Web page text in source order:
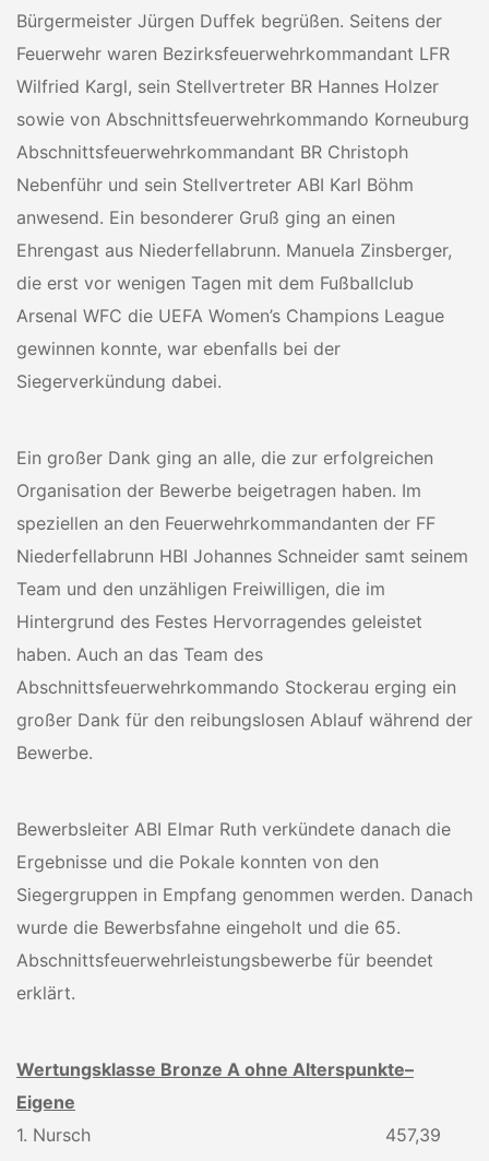
Bürgermeister Jürgen Duffek begrüßen. Seitens der
Feuerwehr waren Bezirksfeuerwehrkommandant LFR
Wilfried Kargl, sein Stellvertreter BR Hannes Holzer
sowie von Abschnittsfeuerwehrkommando Korneuburg
Abschnittsfeuerwehrkommandant BR Christoph
Nebenführ und sein Stellvertreter ABI Karl Böhm
anwesend. Ein besonderer Gruß ging an einen
Ehrengast aus Niederfellabrunn. Manuela Zinsberger,
die erst vor wenigen Tagen mit dem Fußballclub
Arsenal WFC die UEFA Women’s Champions League
gewinnen konnte, war ebenfalls bei der
Siegerverkündung dabei.
Ein großer Dank ging an alle, die zur erfolgreichen
Organisation der Bewerbe beigetragen haben. Im
speziellen an den Feuerwehrkommandanten der FF
Niederfellabrunn HBI Johannes Schneider samt seinem
Team und den unzähligen Freiwilligen, die im
Hintergrund des Festes Hervorragendes geleistet
haben. Auch an das Team des
Abschnittsfeuerwehrkommando Stockerau erging ein
großer Dank für den reibungslosen Ablauf während der
Bewerbe.
Bewerbsleiter ABI Elmar Ruth verkündete danach die
Ergebnisse und die Pokale konnten von den
Siegergruppen in Empfang genommen werden. Danach
wurde die Bewerbsfahne eingeholt und die 65.
Abschnittsfeuerwehrleistungsbewerbe für beendet
erklärt.
Wertungsklasse Bronze A ohne Alterspunkte–
Eigene
1. Nursch 457,39